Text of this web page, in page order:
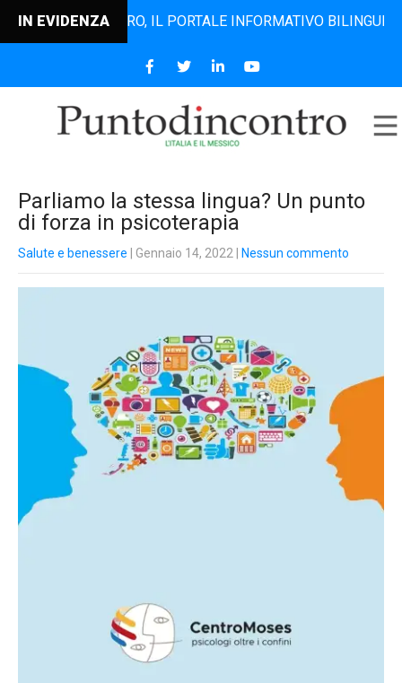
IN EVIDENZA IL PORTALE INFORMATIVO BILINGUE
Parliamo la stessa lingua? Un punto
di forza in psicoterapia
Salute e benessere | Gennaio 14, 2022 Nessun commento